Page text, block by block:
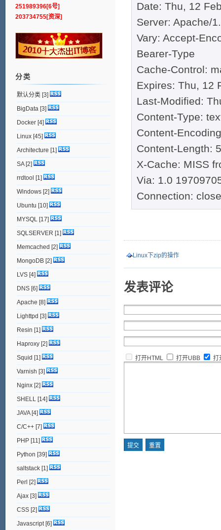
Date: Thu, 12
Server: Apache/
Vary: Accept-
Bearer-Type
Cache-Control:
Expires: Thu, 12
Last-Modified:
Content-Type:
Content-
Content-Length:
X-Cache: MISS
Via: 1.0
Connection: close
Linux下zip的操作
发表评论
打开HTML 打开UBB 打
251989396[6号]
203734755[资深]
分类
默认分类[3]
BigData [3]
Docker[4]
Linux[45]
Architecture [1]
SA[2]
rrdtool [1]
Windows[2]
Ubuntu [10]
MYSQL [17]
SQLSERVER [1]
Memcached [2]
MongoDB[2]
LVS[4]
DNS[6]
Apache [8]
Lighttpd [3]
Resin [1]
Haproxy[2]
Squid [1]
Varnish [3]
Nginx[2]
SHELL [14]
JAVA[4]
C/C++[7]
PHP[11]
Python [39]
saltstack[1]
Perl [2]
Ajax[3]
CSS[2]
Javascript[6]